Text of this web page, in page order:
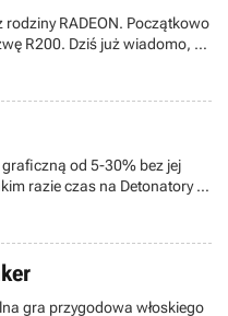
rodziny RADEON. Początkowo
R200. Dziś już wiadomo, że
od 5-30% bez jej
razie czas na Detonatory 4,
przyspieszenie.
gra przygodowa włoskiego